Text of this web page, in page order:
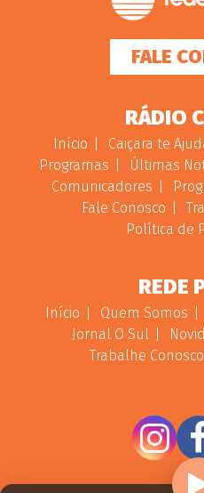
FALE
RÁDIO
Início Caiçara te
Programas
Últimas
Comunicadores
Fale Conosco
Política de
REDE
Início Quem Somos
Jornal O Sul
Trabalhe Conosco